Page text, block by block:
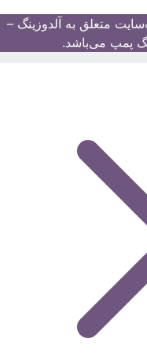
متعلق به آلدوزینگ –
پمپ می‌باشد.